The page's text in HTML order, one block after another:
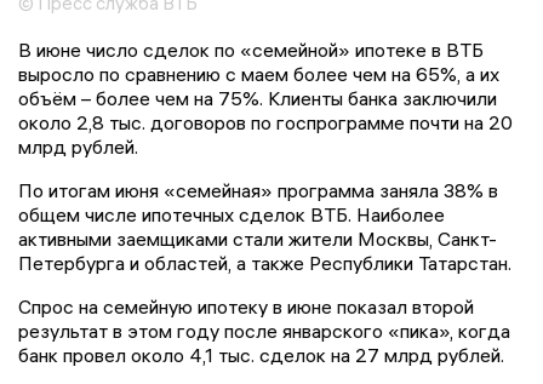
В июне число сделок по «семейной» ипотеке в ВТБ
выросло по сравнению с маем более чем на 65%, а их
объём – более чем на 75%. Клиенты банка заключили
около 2,8 тыс. договоров по госпрограмме почти на 20
млрд рублей.
По итогам июня «семейная» программа заняла 38% в
общем числе ипотечных сделок ВТБ. Наиболее
активными заемщиками стали жители Москвы, Санкт-
Петербурга и областей, а также Республики Татарстан.
Спрос на семейную ипотеку в июне показал второй
результат в этом году после январского «пика», когда
банк провел около 4,1 тыс. сделок на 27 млрд рублей.